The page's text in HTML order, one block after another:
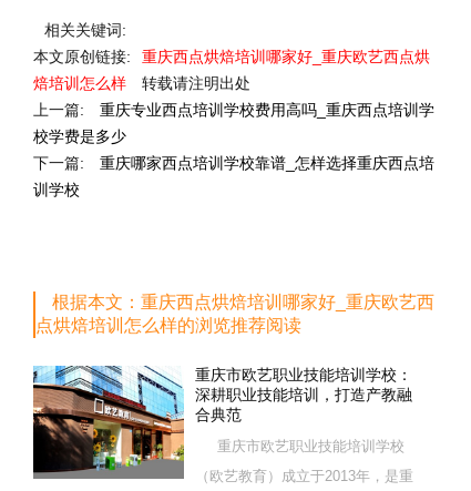
相关关键词:
本文原创链接:
重庆西点烘焙培训哪家好_重庆欧艺西点烘
焙培训怎么样
转载请注明出处
上一篇:
重庆专业西点培训学校费用高吗_重庆西点培训学
校学费是多少
下一篇:
重庆哪家西点培训学校靠谱_怎样选择重庆西点培
训学校
根据本文：重庆西点烘焙培训哪家好_重庆欧艺西
点烘焙培训怎么样的浏览推荐阅读
重庆市欧艺职业技能培训学校：
深耕职业技能培训，打造产教融
合典范
重庆市欧艺职业技能培训学校
（欧艺教育）成立于2013年，是重